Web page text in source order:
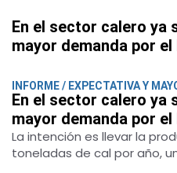
En el sector calero ya
mayor demanda por
INFORME / EXPECTATIVA Y
En el sector calero ya
mayor demanda por
La intención es llevar la
toneladas de cal por año,